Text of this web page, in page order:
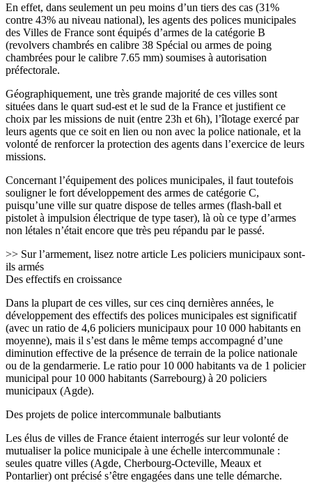
En effet, dans seulement un peu moins d’un tiers des cas (31%
contre 43% au niveau national), les agents des polices municipales
des Villes de France sont équipés d’armes de la catégorie B
(revolvers chambrés en calibre 38 Spécial ou armes de poing
chambrées pour le calibre 7.65 mm) soumises à autorisation
préfectorale.
Géographiquement, une très grande majorité de ces villes sont
situées dans le quart sud-est et le sud de la France et justifient ce
choix par les missions de nuit (entre 23h et 6h), l’îlotage exercé par
leurs agents que ce soit en lien ou non avec la police nationale, et la
volonté de renforcer la protection des agents dans l’exercice de leurs
missions.
Concernant l’équipement des polices municipales, il faut toutefois
souligner le fort développement des armes de catégorie C,
puisqu’une ville sur quatre dispose de telles armes (flash-ball et
pistolet à impulsion électrique de type taser), là où ce type d’armes
non létales n’était encore que très peu répandu par le passé.
>> Sur l’armement, lisez notre article Les policiers municipaux sont-
ils armés
Des effectifs en croissance
Dans la plupart de ces villes, sur ces cinq dernières années, le
développement des effectifs des polices municipales est significatif
(avec un ratio de 4,6 policiers municipaux pour 10 000 habitants en
moyenne), mais il s’est dans le même temps accompagné d’une
diminution effective de la présence de terrain de la police nationale
ou de la gendarmerie. Le ratio pour 10 000 habitants va de 1 policier
municipal pour 10 000 habitants (Sarrebourg) à 20 policiers
municipaux (Agde).
Des projets de police intercommunale balbutiants
Les élus de villes de France étaient interrogés sur leur volonté de
mutualiser la police municipale à une échelle intercommunale :
seules quatre villes (Agde, Cherbourg-Octeville, Meaux et
Pontarlier) ont précisé s’être engagées dans une telle démarche.